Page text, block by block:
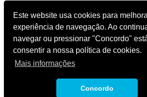
Este website usa cookies para
experiência de navegação. Ao
navegar ou pressionar "Concordo"
consentir a nossa política de cookies.
Mais informações
Concordo
Política de Privacidade
Responsabilidade
Siga-nos
Copyright 2019 Paranhos Service. Todos os